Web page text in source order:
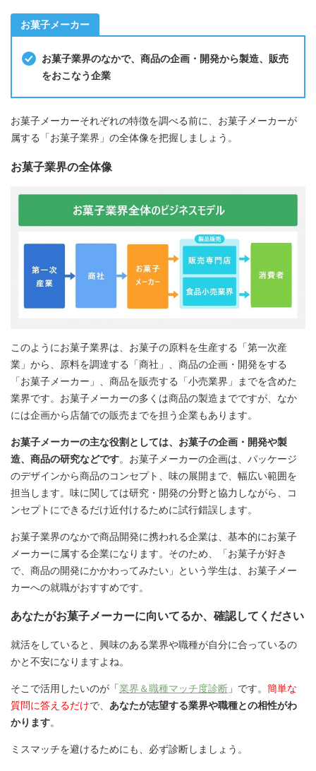
お菓子メーカー
お菓子業界のなかで、商品の企画・開発から製造、販売
をおこなう企業
お菓子メーカーそれぞれの特徴を調べる前に、お菓子メーカーが
属する「お菓子業界」の全体像を把握しましょう。
お菓子業界の全体像
このようにお菓子業界は、お菓子の原料を生産する「第一次産
業」から、原料を調達する「商社」、商品の企画・開発をする
「お菓子メーカー」、商品を販売する「小売業界」までを含めた
業界です。お菓子メーカーの多くは商品の製造までですが、なか
には企画から店舗での販売までを担う企業もあります。
お菓子メーカーの主な役割としては、お菓子の企画・開発や製
造、商品の研究などです。お菓子メーカーの企画は、パッケージ
のデザインから商品のコンセプト、味の展開まで、幅広い範囲を
担当します。味に関しては研究・開発の分野と協力しながら、コ
ンセプトにできるだけ近付けるために試行錯誤します。
お菓子業界のなかで商品開発に携われる企業は、基本的にお菓子
メーカーに属する企業になります。そのため、「お菓子が好き
で、商品の開発にかかわってみたい」という学生は、お菓子メー
カーへの就職がおすすめです。
あなたがお菓子メーカーに向いてるか、確認してください
就活をしていると、興味のある業界や職種が自分に合っているの
かと不安になりますよね。
そこで活用したいのが「業界＆職種マッチ度診断 」です。 簡単な
質問に答えるだけで、 あなたが志望する業界や職種との相性がわ
かります。
ミスマッチを避けるためにも、必ず診断しましょう。